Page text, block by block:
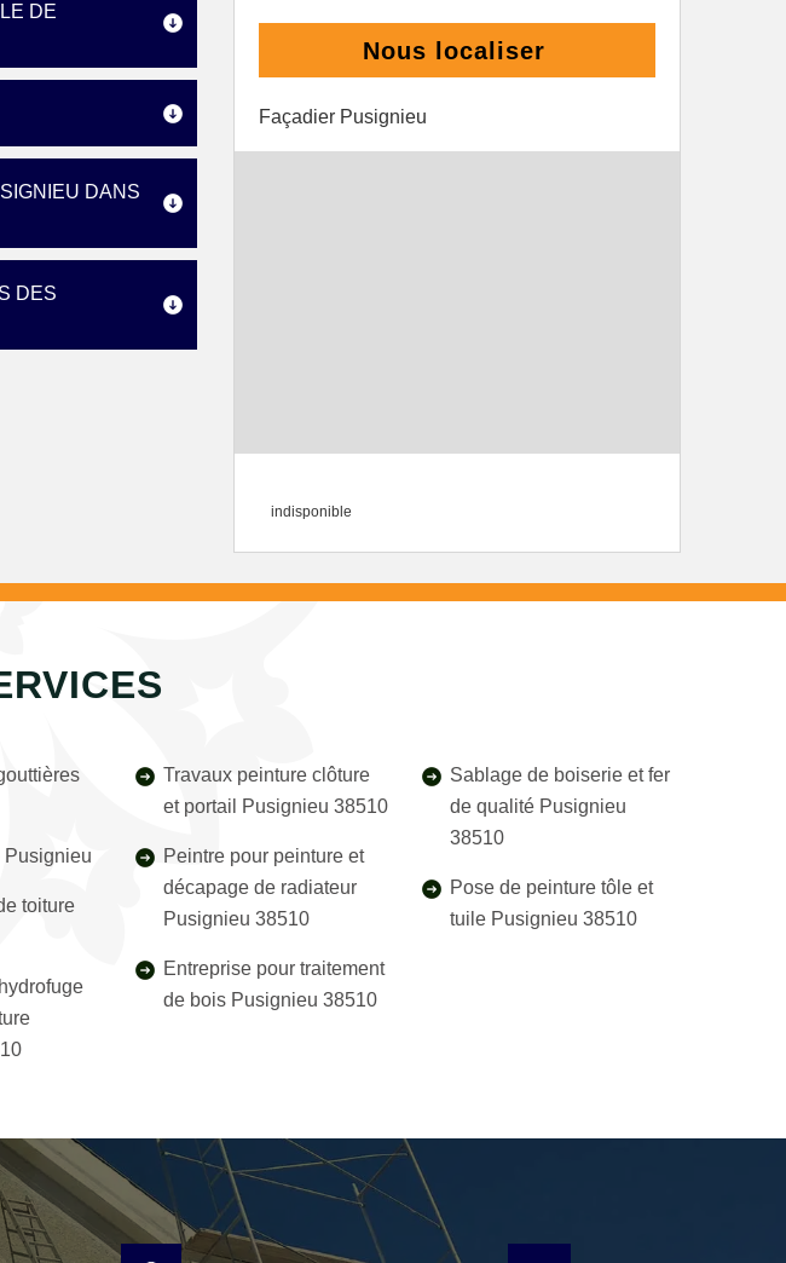
DE
DANS
DES
Nous localiser
Façadier Pusignieu
indisponible
Pusignieu
toiture
Travaux peinture clôture
et portail Pusignieu 38510
Peintre pour peinture et
décapage de radiateur
Pusignieu 38510
Entreprise pour traitement
de bois Pusignieu 38510
Sablage de boiserie et fer
de qualité Pusignieu
38510
Pose de peinture tôle et
tuile Pusignieu 38510